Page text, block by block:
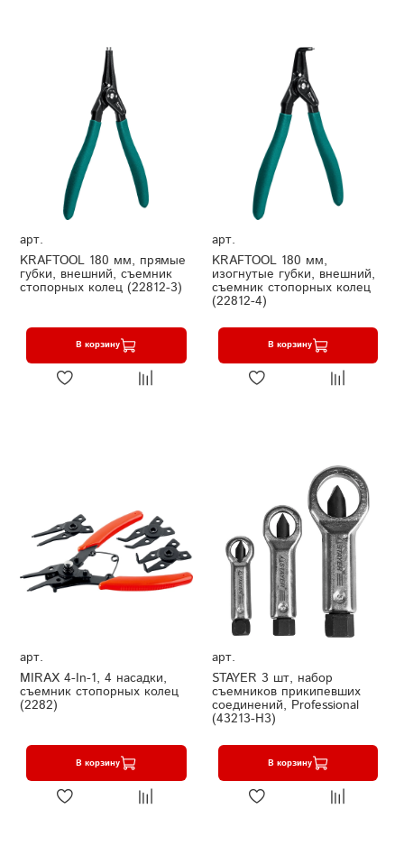
арт.
KRAFTOOL 180 мм, прямые
губки, внешний, съемник
стопорных колец (22812-3)
В корзину
арт.
KRAFTOOL 180 мм,
изогнутые губки, внешний,
съемник стопорных колец
(22812-4)
В корзину
арт.
MIRAX 4-In-1, 4 насадки,
съемник стопорных колец
(2282)
В корзину
арт.
STAYER 3 шт, набор
съемников прикипевших
соединений, Professional
(43213-H3)
В корзину